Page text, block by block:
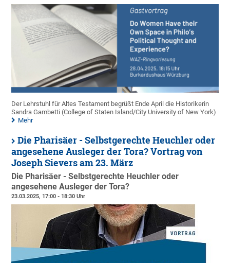
Der Lehrstuhl für Altes Testament begrüßt Ende April die Historikerin
Sandra Gambetti (College of Staten Island/City University of New York)
Mehr
Die Pharisäer - Selbstgerechte Heuchler oder
angesehene Ausleger der Tora? Vortrag von
Joseph Sievers am 23. März
Die Pharisäer - Selbstgerechte Heuchler oder
angesehene Ausleger der Tora?
23.03.2025, 17:00 - 18:30 Uhr